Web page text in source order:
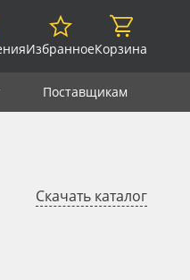
ИзбранноеКорзина
Поставщикам
Скачать каталог